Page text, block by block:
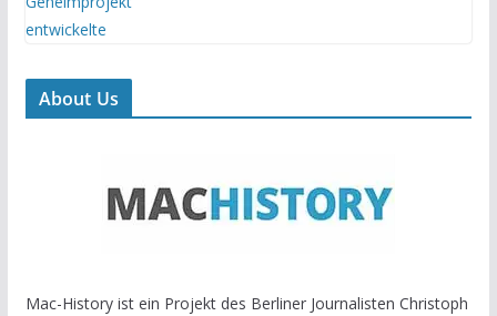
About Us
Mac-History ist ein Projekt des Berliner Journalisten Christoph